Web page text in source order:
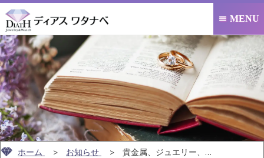
 MENU
ホーム お知らせ 貴金属、ジュエリー、ブランドバッグ・時計…